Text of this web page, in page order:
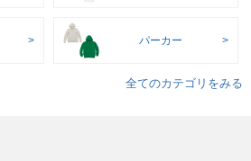
パーカー
全てのカテゴリをみる